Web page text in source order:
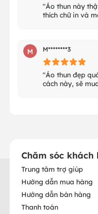
"Áo thun này
thích chữ in và
M M********3
"Áo thun đẹp
cách này, sẽ
Chăm sóc khách
Trung tâm trợ giúp
Hướng dẫn mua hàng
Hướng dẫn bán hàng
Thanh toán